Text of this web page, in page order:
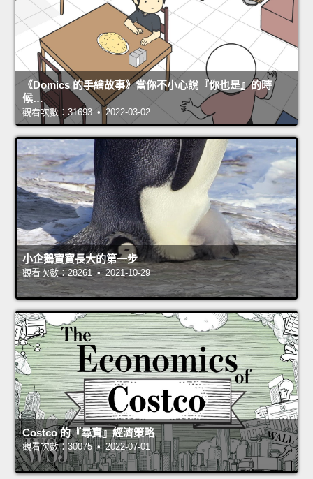
《Domics 的手繪故事》當你不小心說『你也是』的時
候…
觀看次數：31693 • 2022-03-02
小企鵝寶寶長大的第一步
觀看次數：28261 • 2021-10-29
Costco 的『尋寶』經濟策略
觀看次數：30075 • 2022-07-01